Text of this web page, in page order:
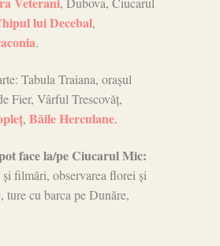
lui Decebal,
.
Tabula Traiana, orașul
Fier, Vârful Trescovăț,
, Băile Herculane.
face la/pe Ciucarul Mic:
filmări, observarea florei și
ture cu barca pe Dunăre,